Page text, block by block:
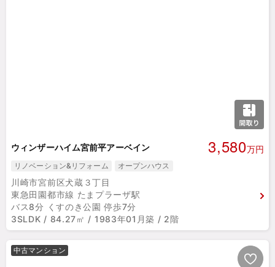
ウィンザーハイム宮前平アーベイン 3,580万円
リノベーション&リフォーム オープンハウス
川崎市宮前区犬蔵３丁目
東急田園都市線 たまプラーザ駅
バス8分 くすのき公園 停歩7分
3SLDK / 84.27㎡ / 1983年01月築 / 2階
中古マンション